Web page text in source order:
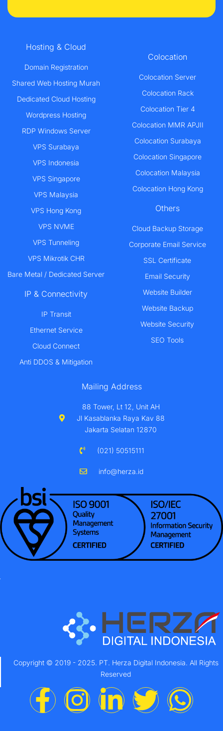
Hosting & Cloud
Domain Registration
Shared Web Hosting Murah
Dedicated Cloud Hosting
Wordpress Hosting
RDP Windows Server
VPS Surabaya
VPS Indonesia
VPS Singapore
VPS Malaysia
VPS Hong Kong
VPS NVME
VPS Tunneling
VPS Mikrotik CHR
Bare Metal / Dedicated Server
IP & Connectivity
IP Transit
Ethernet Service
Cloud Connect
Anti DDOS & Mitigation
Colocation
Colocation Server
Colocation Rack
Colocation Tier 4
Colocation MMR APJII
Colocation Surabaya
Colocation Singapore
Colocation Malaysia
Colocation Hong Kong
Others
Cloud Backup Storage
Corporate Email Service
SSL Certificate
Email Security
Website Builder
Website Backup
Website Security
SEO Tools
Mailing Address
88 Tower, Lt 12, Unit AH
Jl Kasablanka Raya Kav 88
Jakarta Selatan 12870
(021) 50515111
info@herza.id
Copyright © 2019 - 2025. PT. Herza Digital Indonesia. All Rights
Reserved